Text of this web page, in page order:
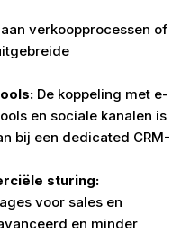
verkoopprocessen of
De koppeling met e-
en sociale kanalen is
bij een dedicated CRM-
sturing:
voor sales en
en minder